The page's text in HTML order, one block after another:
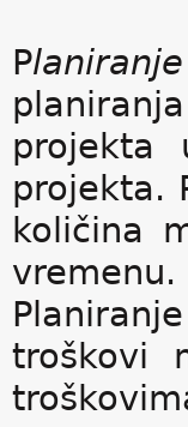
P
projekta
projekta.
količina
vremenu.
troškovi